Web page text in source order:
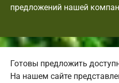
предложений нашей
Готовы предложить
На нашем сайте